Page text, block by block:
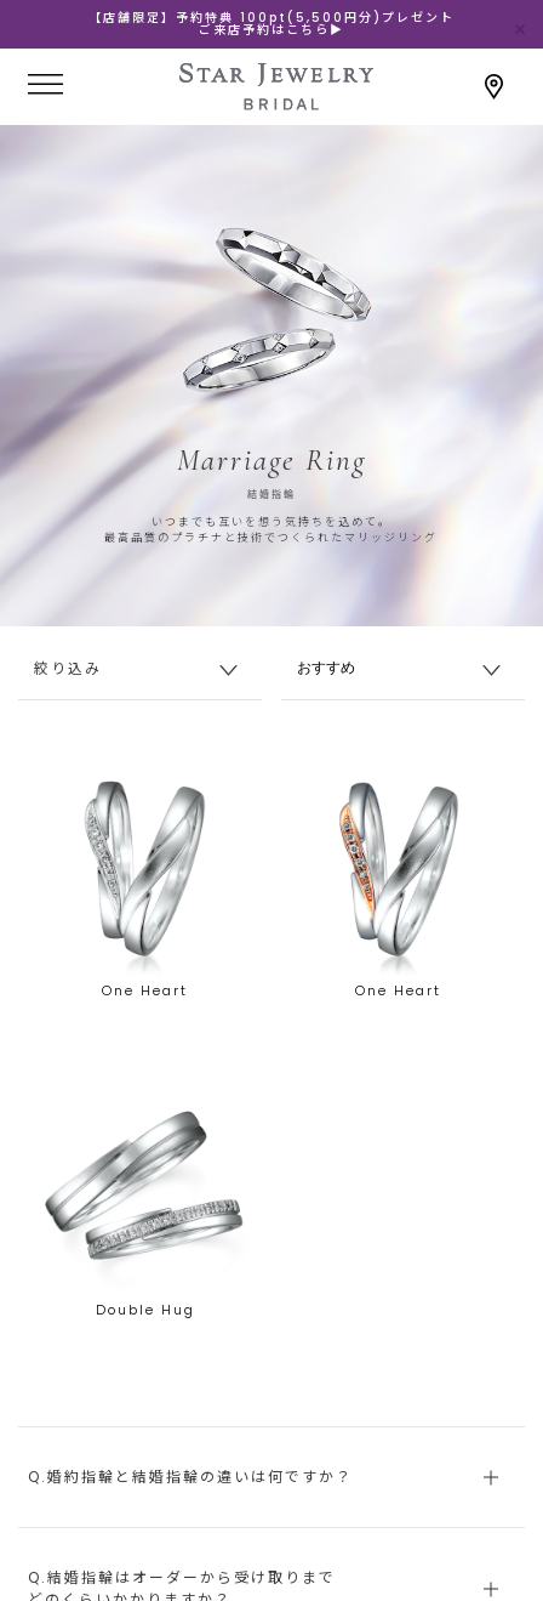
【店舗限定】予約特典 100pt(5,500円分)プレゼント
ご来店予約はこちら▶
Marriage Ring
結婚指輪
いつまでも互いを想う気持ちを込めて。
最高品質のプラチナと技術でつくられたマリッジリング
絞り込み
One Heart One Heart
Double Hug
Q.婚約指輪と結婚指輪の違いは何ですか？
Q.結婚指輪はオーダーから受け取りまで